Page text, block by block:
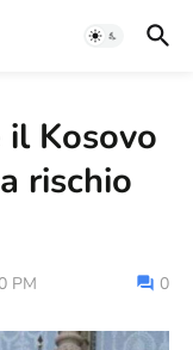
il Kosovo
rischio
PM 0